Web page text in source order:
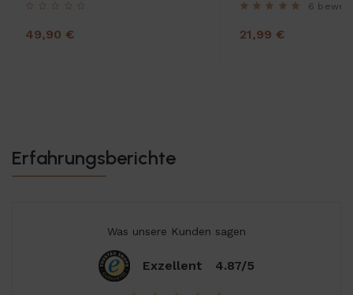
49,90 €
6
21,99 €
Erfahrungsberichte
Was unsere Kunden sagen
Exzellent 4.87/5